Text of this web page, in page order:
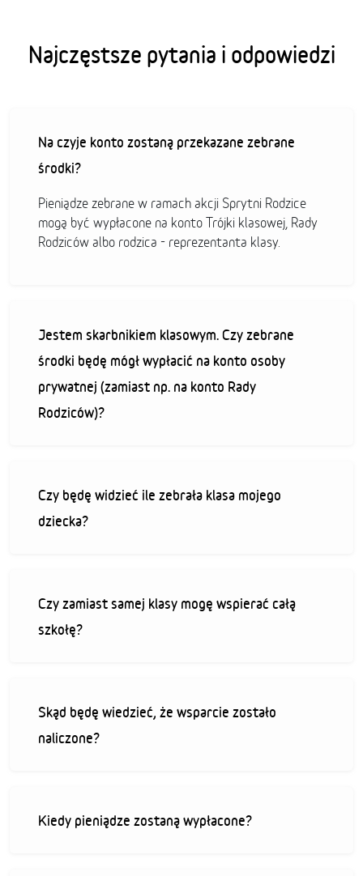
Najczęstsze pytania i odpowiedzi
Na czyje konto zostaną przekazane zebrane
środki?
Pieniądze zebrane w ramach akcji Sprytni Rodzice
mogą być wypłacone na konto Trójki klasowej, Rady
Rodziców albo rodzica - reprezentanta klasy.
Jestem skarbnikiem klasowym. Czy zebrane
środki będę mógł wypłacić na konto osoby
prywatnej (zamiast np. na konto Rady
Rodziców)?
Czy będę widzieć ile zebrała klasa mojego
dziecka?
Czy zamiast samej klasy mogę wspierać całą
szkołę?
Skąd będę wiedzieć, że wsparcie zostało
naliczone?
Kiedy pieniądze zostaną wypłacone?